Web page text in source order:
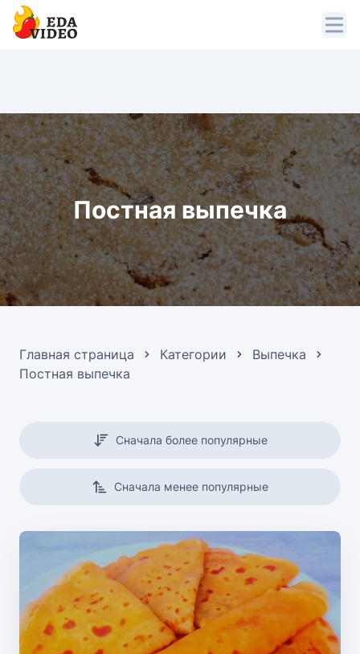
Постная выпечка
Главная страница Категории
Выпечка
Постная выпечка
Сначала более популярные
Сначала менее популярные